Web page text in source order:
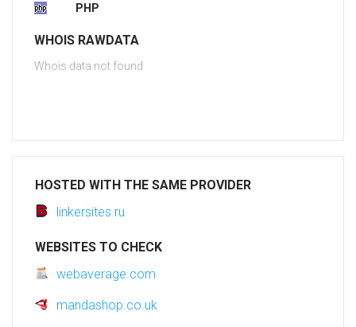
PHP
WHOIS RAWDATA
Whois data not found
HOSTED WITH THE SAME PROVIDER
linkersites.ru
WEBSITES TO CHECK
webaverage.com
mandashop.co.uk